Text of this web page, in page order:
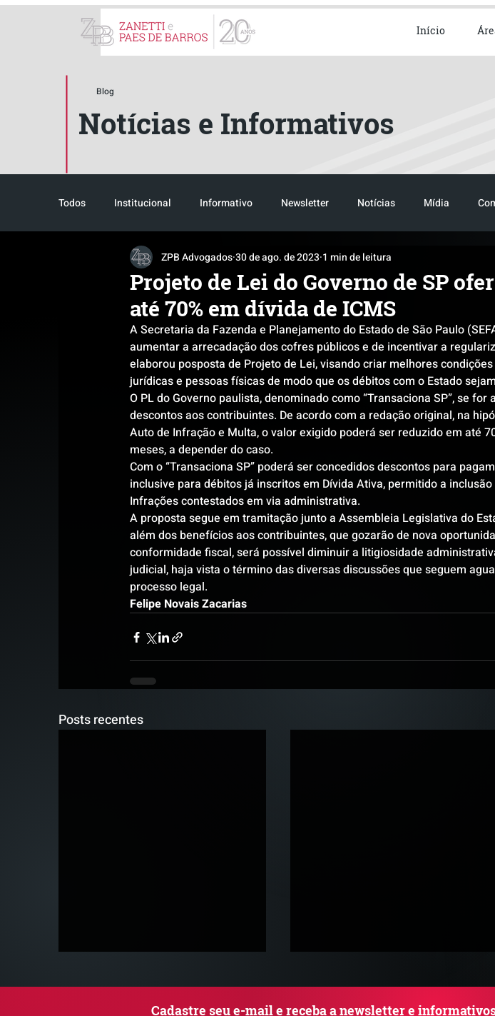
Início
Blog
Notícias e Informativos
Todos Institucional Informativo Newsletter Notícias Mídia
Reconhecimento Tributário Pós-evento TRANSPORTE
Projeto de Lei do Governo de SP
até 70% em dívida de ICMS
ZPB Advogados30 de ago. de 2023 1 min de leitura
A Secretaria da Fazenda e Planejamento do Estado de São Paulo
aumentar a arrecadação dos cofres públicos e de incentivar a
elaborou posposta de Projeto de Lei, visando criar melhores
jurídicas e pessoas físicas de modo que os débitos com o Estado
O PL do Governo paulista, denominado como “Transaciona SP”, se
descontos aos contribuintes. De acordo com a redação original, na
Auto de Infração e Multa, o valor exigido poderá ser reduzido em até
meses, a depender do caso.
Com o “Transaciona SP” poderá ser concedidos descontos para
inclusive para débitos já inscritos em Dívida Ativa, permitido a
Infrações contestados em via administrativa.
A proposta segue em tramitação junto a Assembleia Legislativa do
além dos benefícios aos contribuintes, que gozarão de nova
conformidade fiscal, será possível diminuir a litigiosidade
judicial, haja vista o término das diversas discussões que seguem
processo legal.
Felipe Novais Zacarias
Posts recentes
Cadastre seu e-mail e receba a newsletter e